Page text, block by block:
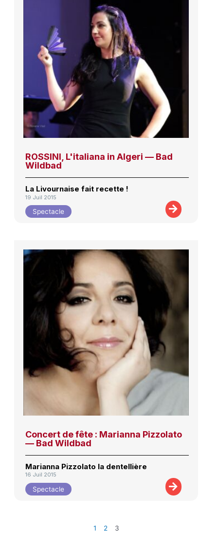
ROSSINI, L'italiana in Algeri — Bad
Wildbad
La Livournaise fait recette !
19 Juil 2015
Spectacle
Concert de fête : Marianna Pizzolato
— Bad Wildbad
Marianna Pizzolato la dentellière
16 Juil 2015
Spectacle
1 2 3